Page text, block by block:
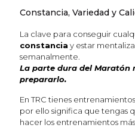
Constancia, Variedad y
La clave para conseguir
constancia y estar
semanalmente.
La parte dura del Maratón
prepararlo.
En TRC tienes
por ello significa que tengas
hacer los entrenamientos más